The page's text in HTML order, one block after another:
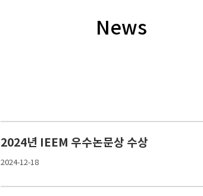
News
2024년 IEEM 우수논문상 수상
2024-12-18